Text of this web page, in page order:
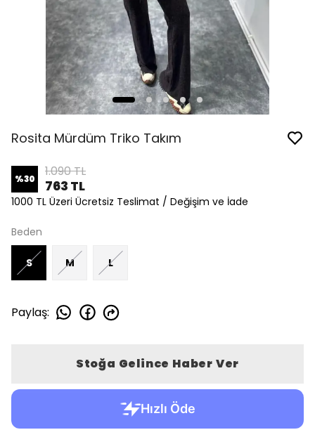
Rosita Mürdüm Triko Takım
%30 1.090 TL
763 TL
1000 TL Üzeri Ücretsiz Teslimat / Değişim ve İade
Beden
S M L
Paylaş:
Stoğa Gelince Haber Ver